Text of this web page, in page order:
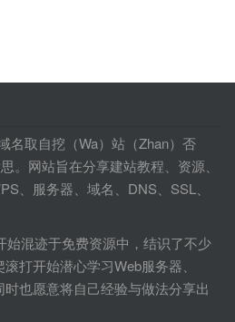
名取自挖（Wa）站（Zhan）否
。网站旨在分享建站教程、资源、
、服务器、域名、DNS、SSL、
始混迹于免费资源中，结识了不少
打开始潜心学习Web服务器、
也愿意将自己经验与做法分享出